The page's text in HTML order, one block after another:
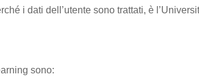
i dati dell’utente sono trattati, è
sono: